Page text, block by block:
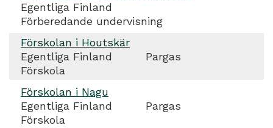
Egentliga Finland
Förberedande undervisning
Förskolan i Houtskär
Egentliga Finland
Pargas
Förskola
Förskolan i Nagu
Egentliga Finland
Pargas
Förskola